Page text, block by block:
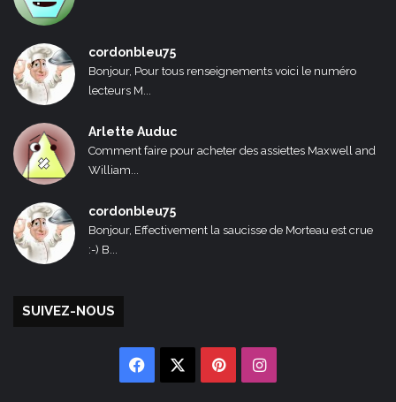
cordonbleu75
Bonjour, Pour tous renseignements voici le numéro
lecteurs M...
Arlette Auduc
Comment faire pour acheter des assiettes Maxwell and
William...
cordonbleu75
Bonjour, Effectivement la saucisse de Morteau est crue
:-) B...
SUIVEZ-NOUS
Facebook PinterestInstagram